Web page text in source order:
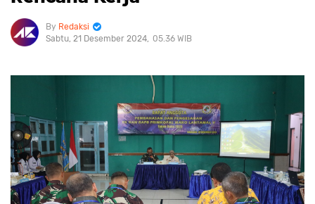
Redaksi
Sabtu, 21 Desember 2024 05.36 WIB